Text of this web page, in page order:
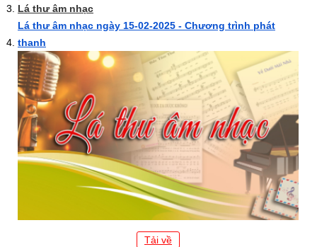
Lá thư âm nhạc
Lá thư âm nhạc ngày 15-02-2025 - Chương trình phát
thanh
Tải về